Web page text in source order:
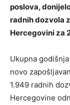
poslova,
radnih dozvola
Hercegovini za
Ukupna
novo
1.949 radnih
Hercegovine